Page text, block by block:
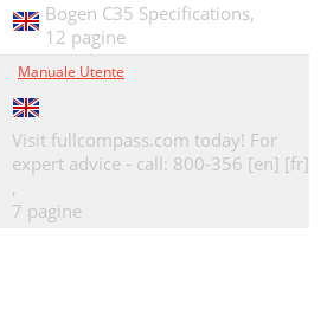
Bogen C35 Specifications,
12 pagine
Manuale Utente
Visit fullcompass.com today! For
expert advice - call: 800-356 [en] [fr]
,
7 pagine